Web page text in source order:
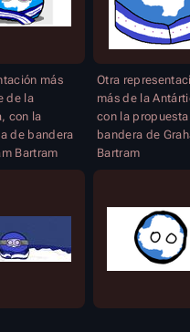
más
de la
con la
de bandera
Bartram
Otra
más de la
con la
bandera de
Bartram